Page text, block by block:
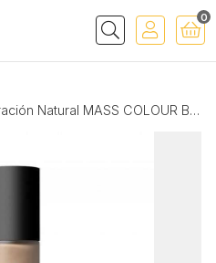
Buscar
0
Maquillaje Sérum Larga Duración Natural MASS COLOUR BOTANIC & MINERAL FOUNDATION Nº 3 Matiz Oliva Massada